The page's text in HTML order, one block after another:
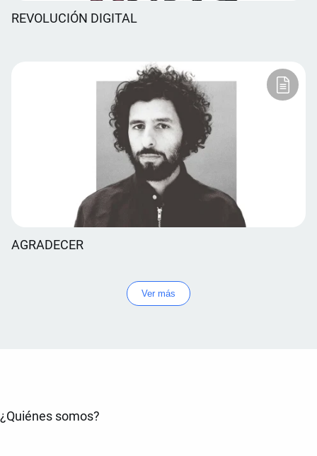
REVOLUCIÓN DIGITAL
AGRADECER
Ver más
¿Quiénes somos?